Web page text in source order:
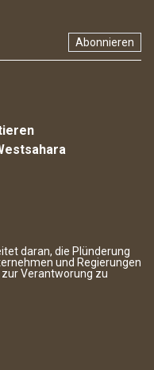
Abonnieren
daran, die Plünderung
und Regierungen
Verantworung zu